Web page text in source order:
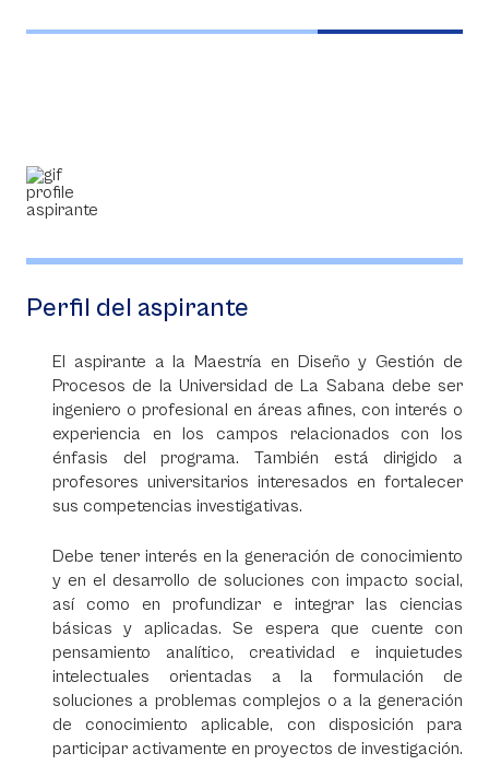
impactos ambientales y la transición hacia
bioeconomía, y procesos sostenibles y transición
sostenibles mediante herramientas de análisis
técnico, económico y ambiental.
Perfil del aspirante
El aspirante a la Maestría en Diseño y Gestión de
Procesos de la Universidad de La Sabana debe ser
ingeniero o profesional en áreas afines, con interés o
experiencia en los campos relacionados con los
énfasis del programa. También está dirigido a
profesores universitarios interesados en fortalecer
sus competencias investigativas.
Debe tener interés en la generación de conocimiento
y en el desarrollo de soluciones con impacto social,
así como en profundizar e integrar las ciencias
básicas y aplicadas. Se espera que cuente con
pensamiento analítico, creatividad e inquietudes
intelectuales orientadas a la formulación de
soluciones a problemas complejos o a la generación
de conocimiento aplicable, con disposición para
participar activamente en proyectos de investigación.